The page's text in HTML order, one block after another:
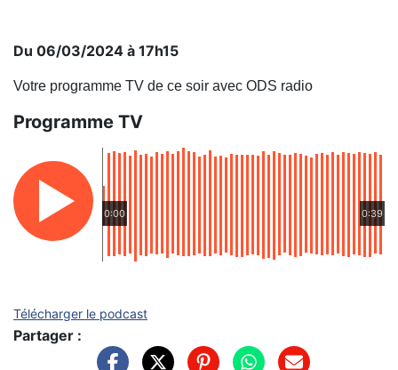
Du 06/03/2024 à 17h15
Votre programme TV de ce soir avec ODS radio
Programme TV
0:00 0:39
Télécharger le podcast
Partager :